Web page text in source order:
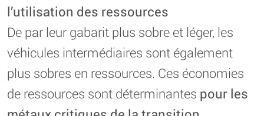
l’utilisation des ressources
De par leur gabarit plus sobre et léger, les
véhicules intermédiaires sont également
plus sobres en ressources. Ces économies
de ressources sont déterminantes pour les